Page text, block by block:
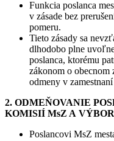
Funkcia poslanca
v zásade bez
pomeru.
Tieto zásady sa
dlhodobo plne
poslanca, ktorému
zákonom o obecnom
odmeny v
2. ODMEŇOVANIE
KOMISIÍ MsZ A
Poslancovi MsZ